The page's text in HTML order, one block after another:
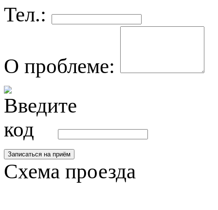
Тел.:
О проблеме:
Схема проезда